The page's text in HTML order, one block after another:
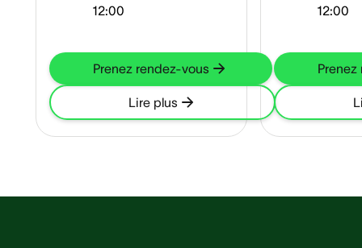
12:00
Prenez rendez-vous
Lire plus
12:00